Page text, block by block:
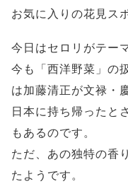
お気に入りの花見ス
今日はセロリがテー
今も「西洋野菜」の
は加藤清正が文禄・
日本に持ち帰ったと
もあるのです。
ただ、あの独特の香
たようです。